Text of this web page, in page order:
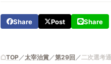
Share Post Share
TOP 太宰治賞 第29回 二次選考